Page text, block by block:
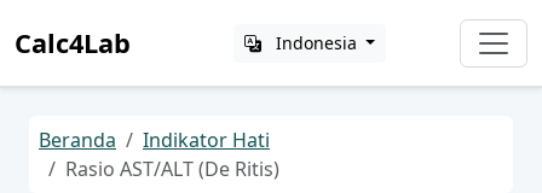
Calc4Lab Indonesia
Beranda
Indikator Hati
Rasio AST/ALT (De Ritis)